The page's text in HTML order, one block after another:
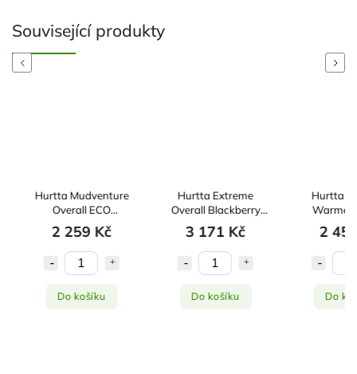
Související produkty
Previous
Hurtta Mudventure
Overall ECO
Cinnamon 25S
2 259 Kč
Do košíku
Hurtta Extreme
Overall Blackberry
45M
3 171 Kč
Do košíku
Hurtta
Warmer
Raven
2
Do
Next